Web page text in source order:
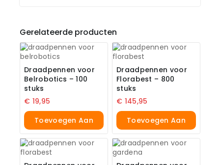
Gerelateerde producten
Draadpennen voor
Belrobotics – 100
stuks
€ 19,95
Toevoegen Aan
Winkelwagen
Draadpennen voor
Florabest – 800
stuks
€ 145,95
Toevoegen Aan
Winkelwagen